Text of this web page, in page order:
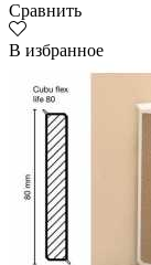
Сравнить
В избранное